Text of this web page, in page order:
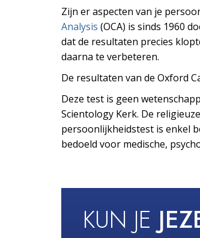
Zijn er aspecten van je
Analysis (OCA) is sinds 1960
dat de resultaten precies
daarna te verbeteren.
De resultaten van de Oxford
Deze test is geen
Scientology Kerk. De
persoonlijkheidstest is enkel
bedoeld voor medische,
KUN JE